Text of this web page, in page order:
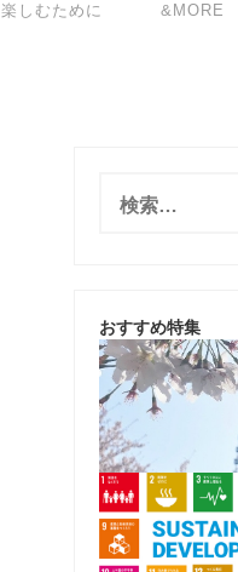
楽しむために &MORE
おすすめ特集